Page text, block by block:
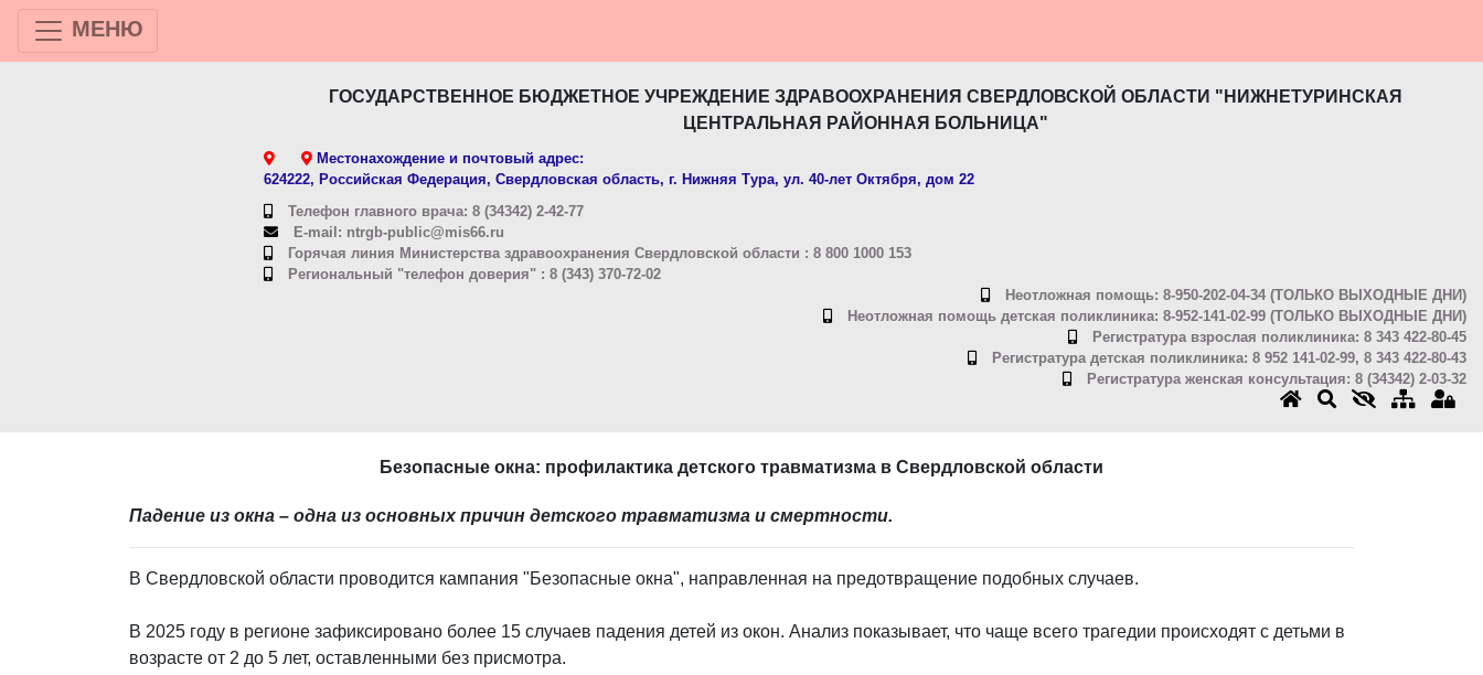
МЕНЮ
ГОСУДАРСТВЕННОЕ БЮДЖЕТНОЕ УЧРЕЖДЕНИЕ ЗДРАВООХРАНЕНИЯ СВЕРДЛОВСКОЙ ОБЛАСТИ "НИЖНЕТУРИНСКАЯ
ЦЕНТРАЛЬНАЯ РАЙОННАЯ БОЛЬНИЦА"
Местонахождение и почтовый адрес:
624222, Российская Федерация, Свердловская область, г. Нижняя Тура, ул. 40-лет Октября, дом 22
Телефон главного врача: 8 (34342) 2-42-77
E-mail: ntrgb-public@mis66.ru
Горячая линия Министерства здравоохранения Свердловской области : 8 800 1000 153
Региональный "телефон доверия" : 8 (343) 370-72-02
Неотложная помощь: 8-950-202-04-34 (ТОЛЬКО ВЫХОДНЫЕ ДНИ)
Неотложная помощь детская поликлиника: 8-952-141-02-99 (ТОЛЬКО ВЫХОДНЫЕ ДНИ)
Регистратура взрослая поликлиника: 8 343 422-80-45
Регистратура детская поликлиника: 8 952 141-02-99, 8 343 422-80-43
Регистратура женская консультация: 8 (34342) 2-03-32
Безопасные окна: профилактика детского травматизма в Свердловской области
Падение из окна – одна из основных причин детского травматизма и смертности.
В Свердловской области проводится кампания "Безопасные окна", направленная на предотвращение подобных случаев.
В 2025 году в регионе зафиксировано более 15 случаев падения детей из окон. Анализ показывает, что чаще всего трагедии происходят с детьми в
возрасте от 2 до 5 лет, оставленными без присмотра.